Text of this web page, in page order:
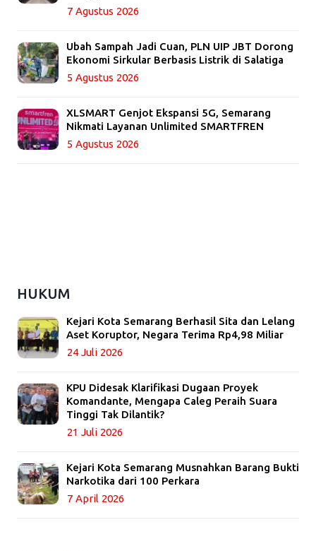
7 Agustus 2026
Ubah Sampah Jadi Cuan, PLN UIP JBT Dorong
Ekonomi Sirkular Berbasis Listrik di Salatiga
5 Agustus 2026
XLSMART Genjot Ekspansi 5G, Semarang
Nikmati Layanan Unlimited SMARTFREN
5 Agustus 2026
HUKUM
Kejari Kota Semarang Berhasil Sita dan Lelang
Aset Koruptor, Negara Terima Rp4,98 Miliar
24 Juli 2026
KPU Didesak Klarifikasi Dugaan Proyek
Komandante, Mengapa Caleg Peraih Suara
Tinggi Tak Dilantik?
21 Juli 2026
Kejari Kota Semarang Musnahkan Barang Bukti
Narkotika dari 100 Perkara
7 April 2026